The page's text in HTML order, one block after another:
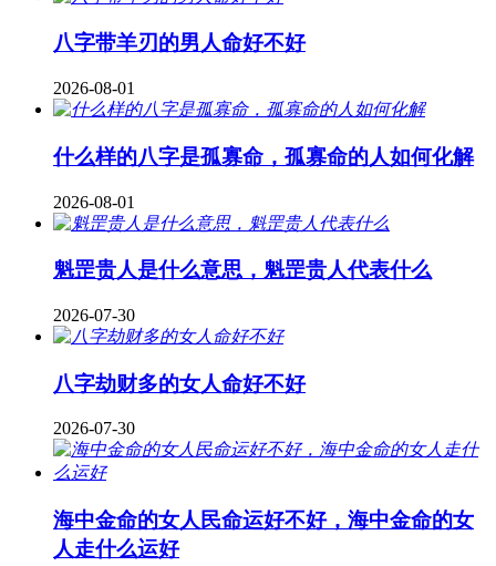
八字带羊刃的男人命好不好
2026-08-01
什么样的八字是孤寡命，孤寡命的人如何化解
2026-08-01
魁罡贵人是什么意思，魁罡贵人代表什么
2026-07-30
八字劫财多的女人命好不好
2026-07-30
海中金命的女人民命运好不好，海中金命的女
人走什么运好